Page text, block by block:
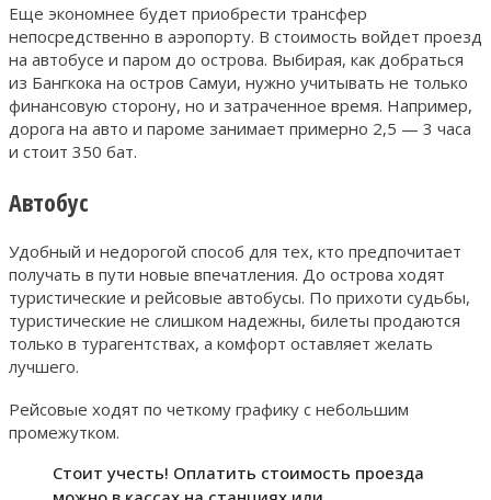
Еще экономнее будет приобрести трансфер
непосредственно в аэропорту. В стоимость войдет проезд
на автобусе и паром до острова. Выбирая, как добраться
из Бангкока на остров Самуи, нужно учитывать не только
финансовую сторону, но и затраченное время. Например,
дорога на авто и пароме занимает примерно 2,5 — 3 часа
и стоит 350 бат.
Автобус
Удобный и недорогой способ для тех, кто предпочитает
получать в пути новые впечатления. До острова ходят
туристические и рейсовые автобусы. По прихоти судьбы,
туристические не слишком надежны, билеты продаются
только в турагентствах, а комфорт оставляет желать
лучшего.
Рейсовые ходят по четкому графику с небольшим
промежутком.
Стоит учесть! Оплатить стоимость проезда